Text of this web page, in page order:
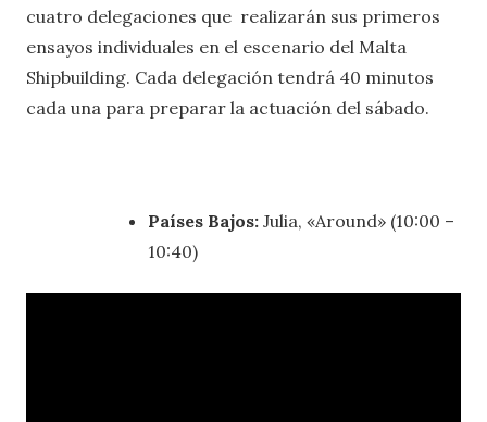
cuatro delegaciones que realizarán sus primeros
ensayos individuales en el escenario del Malta
Shipbuilding. Cada delegación tendrá 40 minutos
cada una para preparar la actuación del sábado.
Países Bajos: Julia, «Around» (10:00 –
10:40)